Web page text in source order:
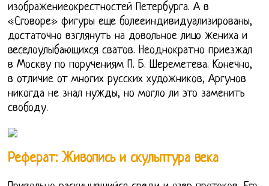
изображениеокрестностей Петербурга. А в
«Сговоре» фигуры еще болееиндивидуализированы,
достаточно взглянуть на довольное лицо жениха и
веселоулыбающихся сватов. Неоднократно приезжал
в Москву по поручениям П. Б. Шереметева. Конечно,
в отличие от многих русских художников, Аргунов
никогда не знал нужды, но могло ли это заменить
свободу.
Реферат: Живопись и скульптура века